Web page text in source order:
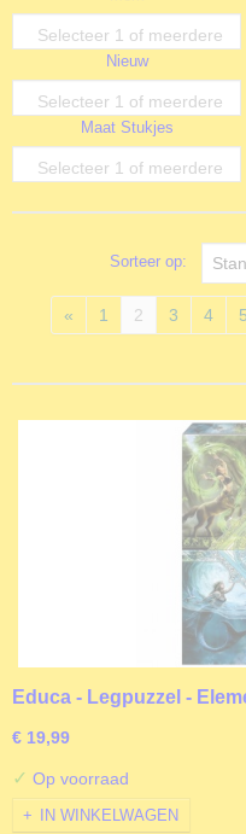
Selecteer 1 of meerdere
opties
Nieuw
Selecteer 1 of meerdere
opties
Maat Stukjes
Selecteer 1 of meerdere
Sorteer op:
« 1 2 3 4 5
Educa - Legpuzzel -
€ 19,99
✓ Op voorraad
IN WINKELWAGEN